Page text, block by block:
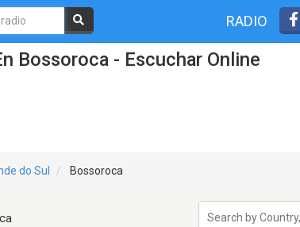
RADIO
Bossoroca - Escuchar Online
do Sul Bossoroca